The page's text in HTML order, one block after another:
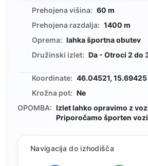
Prehojena višina: 60 m
Prehojena razdalja: 1400 m
Oprema: lahka športna obutev
Družinski izlet: Da - Otroci 2 do
Koordinate: 46.04521, 15.69425
Krožna pot: Ne
OPOMBA: Izlet lahko opravimo z
Priporočamo športen
Navigacija do izhodišča